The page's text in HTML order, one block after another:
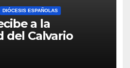
DIÓCESIS ESPAÑOLAS
a la
del Calvario